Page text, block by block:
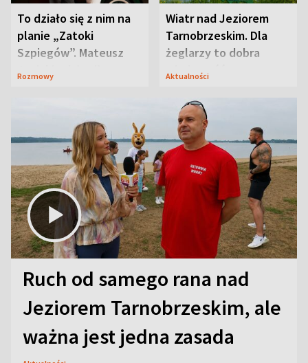
To działo się z nim na
planie „Zatoki
Szpiegów”. Mateusz
Janicki odsłonił
Rozmowy
Wiatr nad Jeziorem
Tarnobrzeskim. Dla
żeglarzy to dobra
wiadomość
Aktualności
Ruch od samego rana nad
Jeziorem Tarnobrzeskim, ale
ważna jest jedna zasada